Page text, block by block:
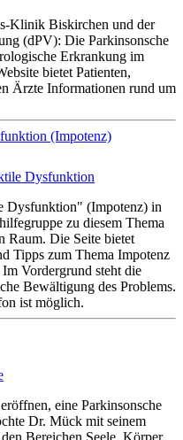
Klinik Biskirchen und der
(dPV): Die Parkinsonsche
Erkrankung im
bietet Patienten,
Ärzte Informationen rund um
(Impotenz)
Dysfunktion" (Impotenz) in
zu diesem Thema
Raum. Die Seite bietet
Tipps zum Thema Impotenz
Vordergrund steht die
Bewältigung des Problems.
ist möglich.
eine Parkinsonsche
Dr. Mück mit seinem
Bereichen Seele, Körper,